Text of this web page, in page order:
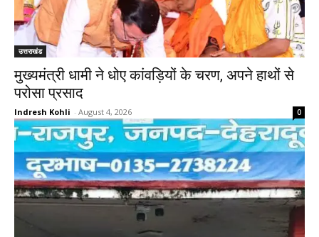
उत्तराखंड
मुख्यमंत्री धामी ने धोए कांवड़ियों के चरण, अपने हाथों से
परोसा प्रसाद
Indresh Kohli - August 4, 2026 0